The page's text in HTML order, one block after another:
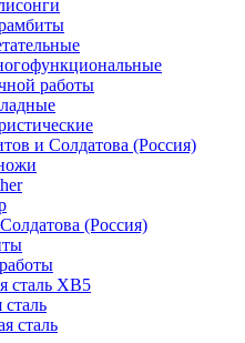
работы
и Солдатова (Россия)
(Россия)
сталь ХВ5
сталь
сталь